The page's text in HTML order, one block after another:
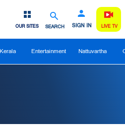
SEARCH SIGN IN
OUR SITES LIVE TV
Kerala Entertainment Nattuvartha